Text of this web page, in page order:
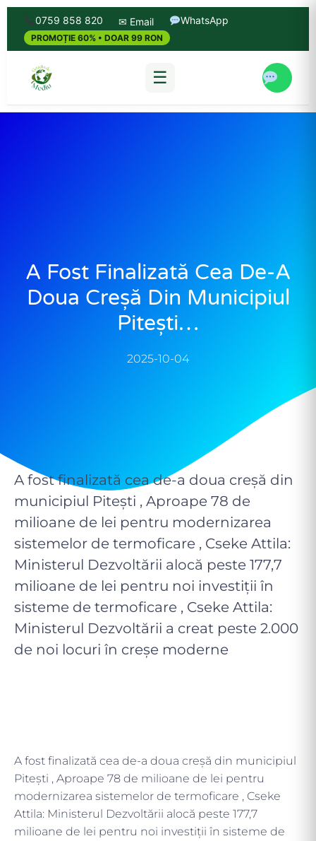
0759 858 820 ✉ Email WhatsApp
PROMOȚIE 60% • DOAR 99 RON
☰
A Fost Finalizată Cea De-A
Doua Creșă Din Municipiul
Pitești…
2025-10-04
A fost finalizată cea de-a doua creșă din
municipiul Pitești , Aproape 78 de
milioane de lei pentru modernizarea
sistemelor de termoficare , Cseke Attila:
Ministerul Dezvoltării alocă peste 177,7
milioane de lei pentru noi investiții în
sisteme de termoficare , Cseke Attila:
Ministerul Dezvoltării a creat peste 2.000
de noi locuri în creșe moderne
A fost finalizată cea de-a doua creșă din municipiul
Pitești , Aproape 78 de milioane de lei pentru
modernizarea sistemelor de termoficare , Cseke
Attila: Ministerul Dezvoltării alocă peste 177,7
milioane de lei pentru noi investiții în sisteme de